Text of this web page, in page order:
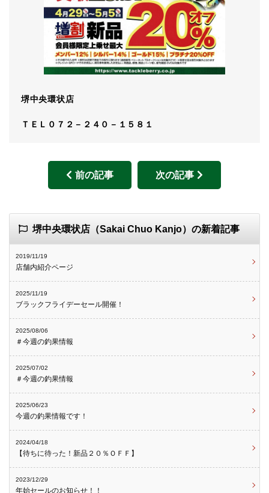
堺中央環状店
ＴＥＬ０７２－２４０－１５８１
前の記事 次の記事
堺中央環状店（Sakai Chuo Kanjo）の新着記事
2019/11/19
店舗内紹介ページ
2025/11/19
ブラックフライデーセール開催！
2025/08/06
＃今週の釣果情報
2025/07/02
＃今週の釣果情報
2025/06/23
今週の釣果情報です！
2024/04/18
【待ちに待った！新品２０％ＯＦＦ】
2023/12/29
年始セールのお知らせ！！